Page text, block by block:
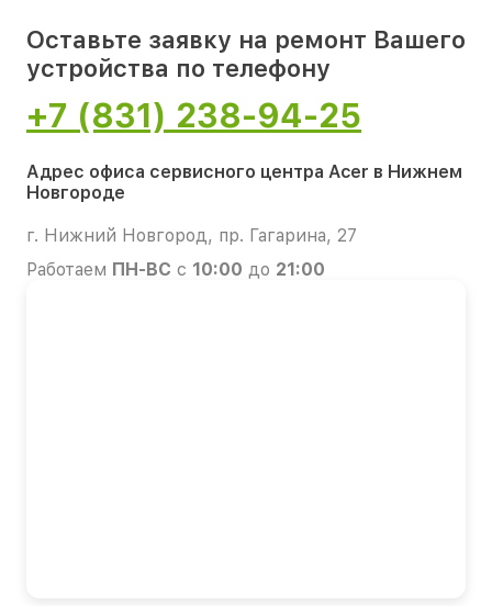
Оставьте заявку на ремонт Вашего
устройства по телефону
+7 (831) 238-94-25
Адрес офиса сервисного центра Acer в Нижнем
Новгороде
г. Нижний Новгород, пр. Гагарина, 27
Работаем ПН-ВС с 10:00 до 21:00